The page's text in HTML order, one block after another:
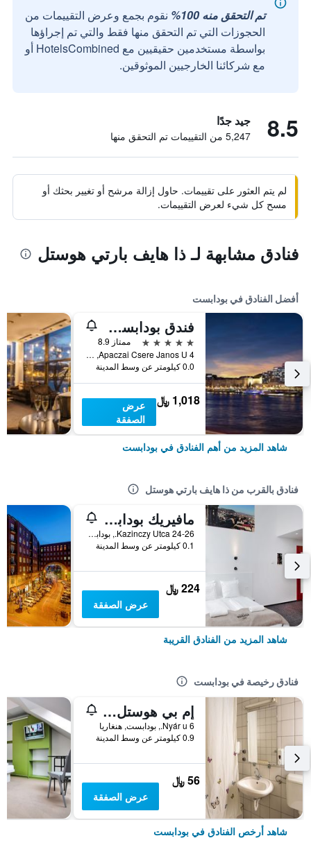
تم التحقق منه 100%
نقوم بجمع وعرض التقييمات من
الحجوزات التي تم التحقق منها فقط والتي تم إجراؤها
بواسطة مستخدمين حقيقيين مع HotelsCombined أو
مع شركائنا الخارجيين الموثوقين.
8.5 جيد جدًا
5,247 من التقييمات تم التحقق منها
لم يتم العثور على تقييمات. حاول إزالة مرشح أو تغيير بحثك أو
مسح كل شيء لعرض التقييمات.
فنادق مشابهة لـ ذا هايف بارتي هوستل
أفضل الفنادق في بودابست
فندق بودابست ماريوت
5 نجوم
ممتاز 8.9
Apaczai Csere Janos U 4, بودابست, هنغاريا
0.0 كيلومتر عن وسط المدينة
1,018 ﷼
عرض
الصفقة
شاهد المزيد من أهم الفنادق في بودابست
فنادق بالقرب من ذا هايف بارتي هوستل
مافيريك بودابست سوهو
Kazinczy Utca 24-26., بودابست, هنغاريا
0.1 كيلومتر عن وسط المدينة
224 ﷼
عرض الصفقة
شاهد المزيد من الفنادق القريبة
فنادق رخيصة في بودابست
إم بي هوستل بودابيست
6 Nyár u., بودابست, هنغاريا
0.9 كيلومتر عن وسط المدينة
56 ﷼
عرض الصفقة
شاهد أرخص الفنادق في بودابست